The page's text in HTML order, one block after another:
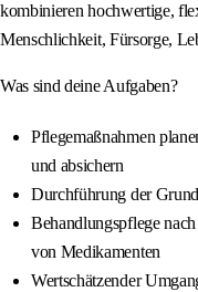
kombinieren hochwertige,
Menschlichkeit, Fürsorge,
Was sind deine Aufgaben?
Pflegemaßnahmen
und absichern
Durchführung der
Behandlungspflege
von Medikamenten
Wertschätzender